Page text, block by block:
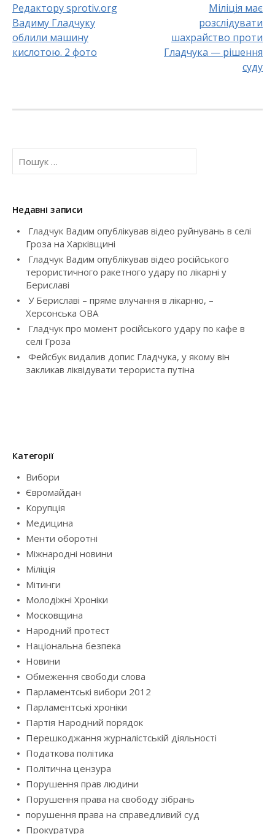
P
o
t
a
v
i
g
a
i
o
n
Редактору sprotiv.org
Вадиму Гладчуку
облили машину
кислотою. 2 фото
Міліція має
розслідувати
шахрайство проти
Гладчука — рішення
суду
П
ш
кНедавні записи
Гладчук Вадим опублікував відео руйнувань в селі
Гроза на Харківщині
Гладчук Вадим опублікував відео російського
терористичного ракетного удару по лікарні у
Бериславі
У Бериславі – пряме влучання в лікарню, –
Херсонська ОВА
Гладчук про момент російського удару по кафе в
селі Гроза
Фейсбук видалив допис Гладчука, у якому він
закликав ліквідувати терориста путіна
Категорії
Вибори
Євромайдан
Корупція
Медицина
Менти оборотні
Міжнародні новини
Міліція
Мітинги
Молодіжні Хроніки
Московщина
Народний протест
Національна безпека
Новини
Обмеження свободи слова
Парламентські вибори 2012
Парламентські хроніки
Партія Народний порядок
Перешкоджання журналістській діяльності
Податкова політика
Політична цензура
Порушення прав людини
Порушення права на свободу зібрань
порушення права на справедливий суд
Прокуратура